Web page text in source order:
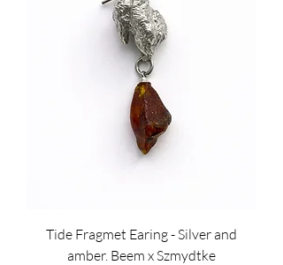
Tide Fragmet Earing - Silver and
amber. Beem x Szmydtke